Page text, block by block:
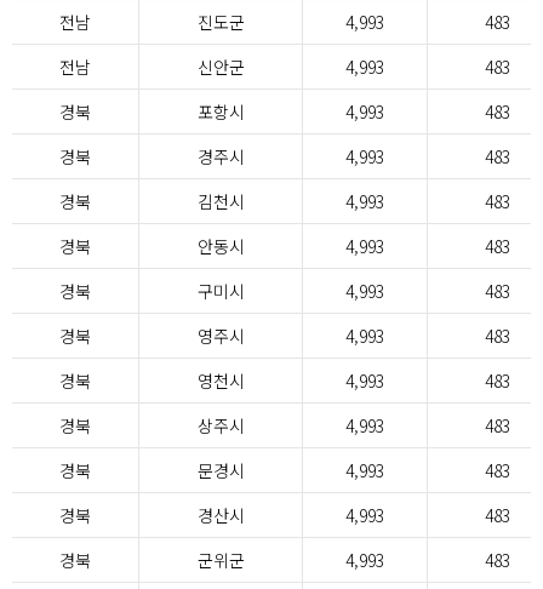
전남
진도군 4,993
483
전남
신안군 4,993
483
경북
포항시 4,993
483
경북
경주시 4,993
483
경북
김천시 4,993
483
경북
안동시 4,993
483
경북
구미시 4,993
483
경북
영주시 4,993
483
경북
영천시 4,993
483
경북
상주시 4,993
483
경북
문경시 4,993
483
경북
경산시 4,993
483
경북
군위군 4,993
483